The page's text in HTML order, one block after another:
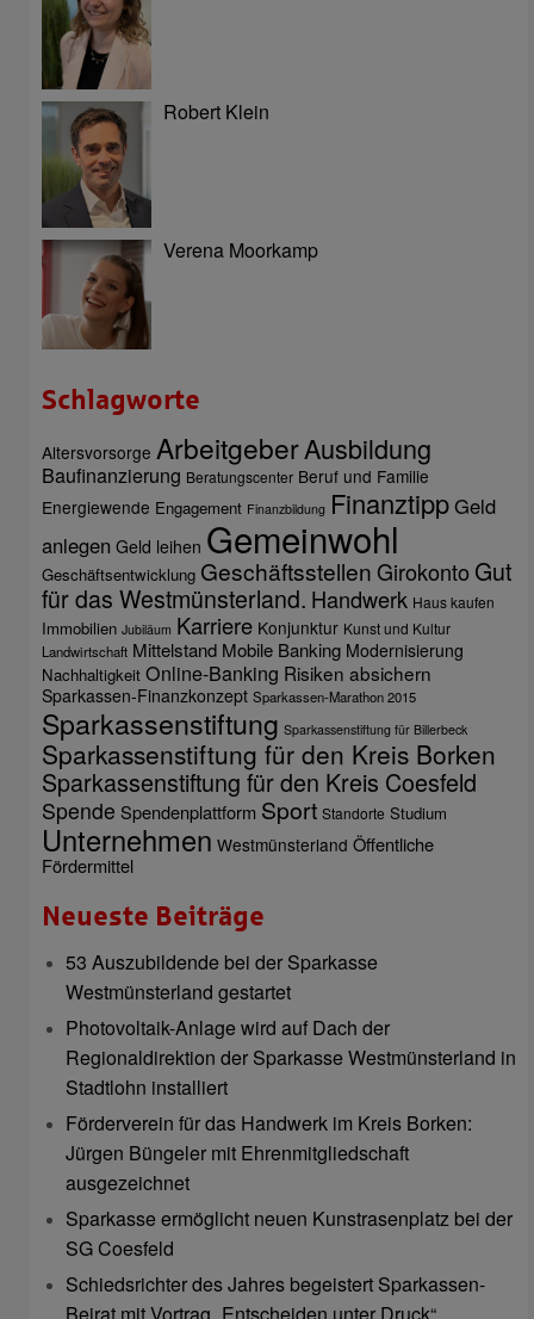
Robert Klein
Verena Moorkamp
Schlagworte
Altersvorsorge ArbeitgeberAusbildung
Baufinanzierung Beratungscenter Beruf und Familie
Energiewende Engagement Finanzbildung FinanztippGeld
anlegen Geld leihen Gemeinwohl
Geschäftsentwicklung Geschäftsstellen Girokonto Gut
für das Westmünsterland. Handwerk Haus kaufen
Immobilien Jubiläum Karriere Konjunktur Kunst und Kultur
Landwirtschaft Mittelstand Mobile Banking Modernisierung
Nachhaltigkeit Online-Banking Risiken absichern
Sparkassen-Finanzkonzept Sparkassen-Marathon 2015
Sparkassenstiftung Sparkassenstiftung für Billerbeck
Sparkassenstiftung für den Kreis Borken
Sparkassenstiftung für den Kreis Coesfeld
Spende Spendenplattform Sport Standorte Studium
Unternehmen Westmünsterland Öffentliche
Fördermittel
Neueste Beiträge
53 Auszubildende bei der Sparkasse
Westmünsterland gestartet
Photovoltaik-Anlage wird auf Dach der
Regionaldirektion der Sparkasse Westmünsterland in
Stadtlohn installiert
Förderverein für das Handwerk im Kreis Borken:
Jürgen Büngeler mit Ehrenmitgliedschaft
ausgezeichnet
Sparkasse ermöglicht neuen Kunstrasenplatz bei der
SG Coesfeld
Schiedsrichter des Jahres begeistert Sparkassen-